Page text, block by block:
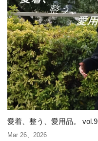
愛着、整う、愛用品。 vol.9
Mar 26、2026